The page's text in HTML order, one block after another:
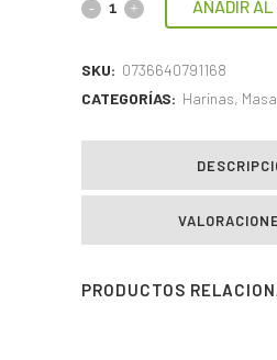
AÑADIR AL
SKU: 0736640791168
CATEGORÍAS: Harinas,
PRODUCTOS